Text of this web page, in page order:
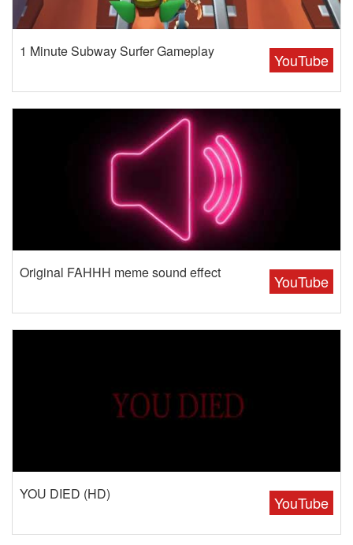
YouTube
1 Minute Subway Surfer Gameplay
YouTube
Original FAHHH meme sound effect
YouTube
YOU DIED (HD)